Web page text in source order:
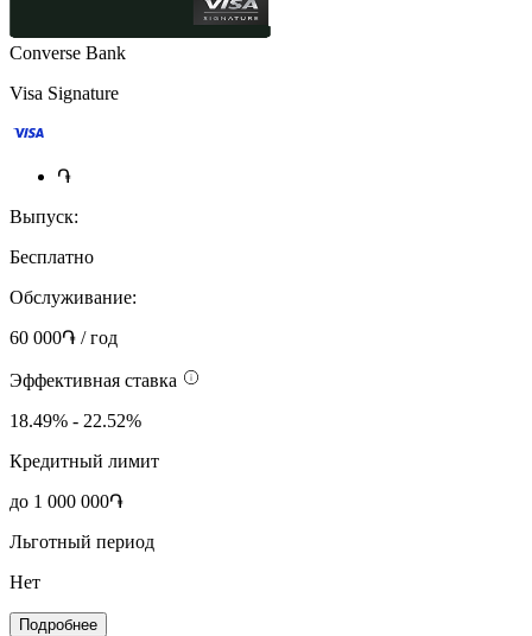
Converse Bank
Visa Signature
֏
Выпуск:
Бесплатно
Обслуживание:
60 000֏ / год
Эффективная ставка
18.49% - 22.52%
Кредитный лимит
до 1 000 000֏
Льготный период
Нет
Подробнее